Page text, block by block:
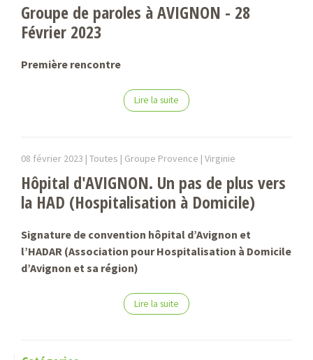
Groupe de paroles à AVIGNON - 28
Février 2023
Première rencontre
Lire la suite
08 février 2023 | Toutes | Groupe Provence | Virginie
Hôpital d'AVIGNON. Un pas de plus vers
la HAD (Hospitalisation à Domicile)
Signature de convention hôpital d’Avignon et
l’HADAR (Association pour Hospitalisation à Domicile
d’Avignon et sa région)
Lire la suite